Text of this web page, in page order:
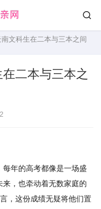
文科生在二本与三本之间
二本与三本之
年的高考都像是一场盛
，也牵动着无数家庭的
，这份成绩无疑将他们置